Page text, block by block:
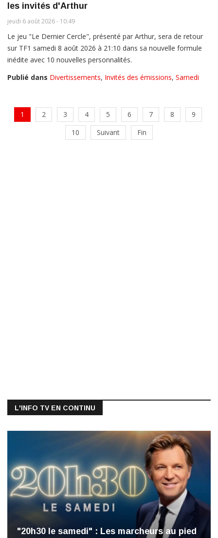
les invités d'Arthur
jeudi 6 août 2026 - 10:49
Le jeu "Le Dernier Cercle", présenté par Arthur, sera de retour
sur TF1 samedi 8 août 2026 à 21:10 dans sa nouvelle formule
inédite avec 10 nouvelles personnalités.
Publié dans Divertissements, Invités des émissions, Samedi
1 2 3 4 5 6 7 8
9
10
Suivant Fin
L'INFO TV EN CONTINU
"20h30 le samedi" : Les marcheurs au pied